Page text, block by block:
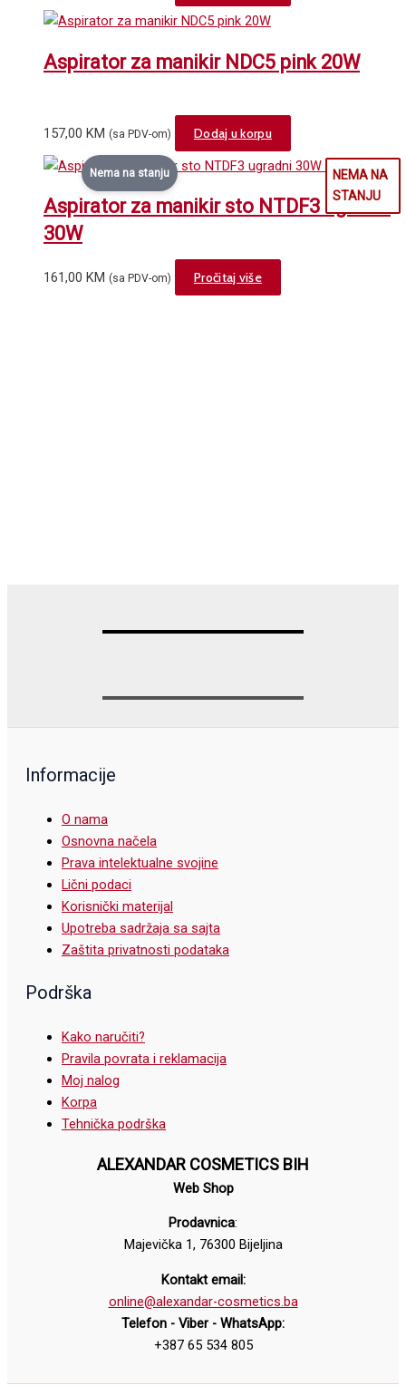
Aspirator za manikir NDC5 pink 20W
157,00 KM (sa PDV-om) Dodaj u korpu
Nema na stanju
Aspirator za manikir sto NTDF3 ugradni
30W
161,00 KM (sa PDV-om) Pročitaj više
Informacije
O nama
Osnovna načela
Prava intelektualne svojine
Lični podaci
Korisnički materijal
Upotreba sadržaja sa sajta
Zaštita privatnosti podataka
Podrška
Kako naručiti?
Pravila povrata i reklamacija
Moj nalog
Korpa
Tehnička podrška
ALEXANDAR COSMETICS BIH
Web Shop
Prodavnica:
Majevička 1, 76300 Bijeljina
Kontakt email:
online@alexandar-cosmetics.ba
Telefon - Viber - WhatsApp:
+387 65 534 805